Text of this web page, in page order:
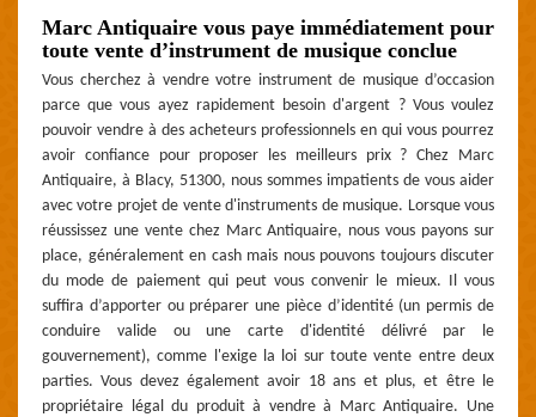
Marc Antiquaire vous paye immédiatement pour
toute vente d’instrument de musique conclue
Vous cherchez à vendre votre instrument de musique d’occasion
parce que vous ayez rapidement besoin d'argent ? Vous voulez
pouvoir vendre à des acheteurs professionnels en qui vous pourrez
avoir confiance pour proposer les meilleurs prix ? Chez Marc
Antiquaire, à Blacy, 51300, nous sommes impatients de vous aider
avec votre projet de vente d'instruments de musique. Lorsque vous
réussissez une vente chez Marc Antiquaire, nous vous payons sur
place, généralement en cash mais nous pouvons toujours discuter
du mode de paiement qui peut vous convenir le mieux. Il vous
suffira d’apporter ou préparer une pièce d’identité (un permis de
conduire valide ou une carte d'identité délivré par le
gouvernement), comme l'exige la loi sur toute vente entre deux
parties. Vous devez également avoir 18 ans et plus, et être le
propriétaire légal du produit à vendre à Marc Antiquaire. Une